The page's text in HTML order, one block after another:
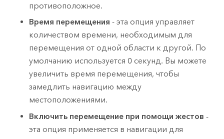
противоположное.
Время перемещения - эта опция управляет
количеством времени, необходимым для
перемещения от одной области к другой. По
умолчанию используется 0 секунд. Вы можете
увеличить время перемещения, чтобы
замедлить навигацию между
местоположениями.
Включить перемещение при помощи жестов -
эта опция применяется в навигации для